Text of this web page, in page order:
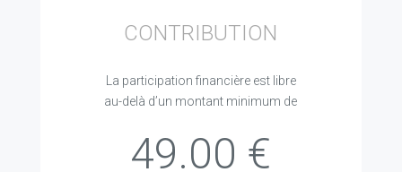
CONTRIBUTION
La participation financière est libre
au-delà d’un montant minimum de
49.00 €